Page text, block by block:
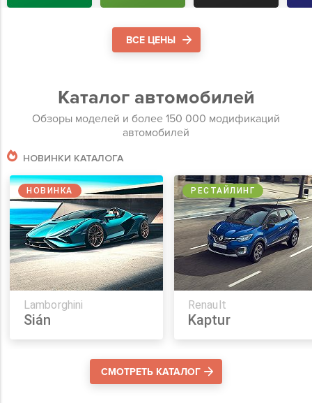
ВСЕ ЦЕНЫ
Каталог автомобилей
Обзоры моделей и более 150 000 модификаций
автомобилей
НОВИНКИ КАТАЛОГА
НОВИНКА
Lamborghini
Sián
РЕСТАЙЛИНГ
Renault
Kaptur
СМОТРЕТЬ КАТАЛОГ